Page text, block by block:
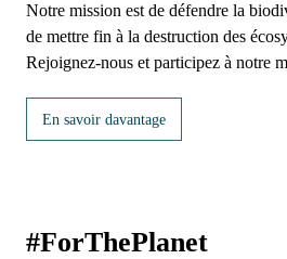
Notre mission est de défendre la
de mettre fin à la destruction des
Rejoignez-nous et participez à notre
En savoir davantage
#ForThePlanet